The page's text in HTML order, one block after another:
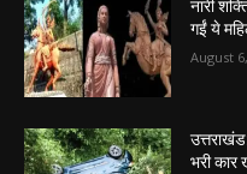
नारी
गईं ये
August
भरी कार